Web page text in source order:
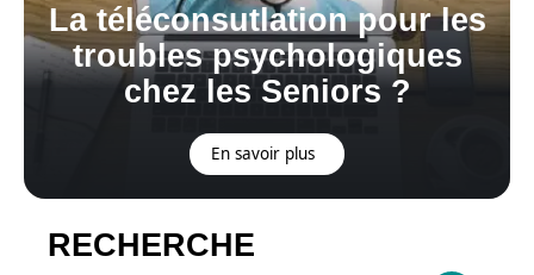
La téléconsutlation pour les
troubles psychologiques
chez les Seniors ?
En savoir plus
RECHERCHE